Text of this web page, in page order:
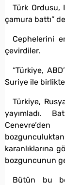
Türk Ordusu,
çamura battı”
Cephelerini
çevirdiler.
“Türkiye,
Suriye ile
Türkiye,
yayımladı.
karanlıklarına
bozguncunun
Bütün bu